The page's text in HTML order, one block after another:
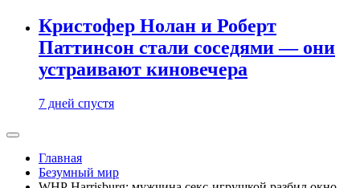
Кристофер Нолан и Роберт
Паттинсон стали соседями — они
устраивают киновечера
7 дней спустя
Главная
Безумный мир